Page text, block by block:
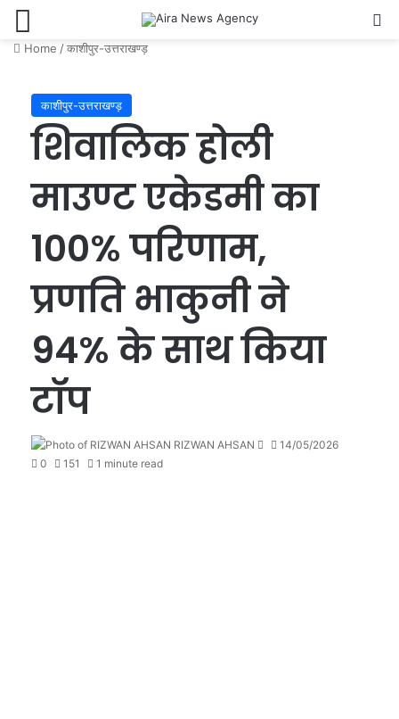
Home /काशीपुर-उत्तराखण्ड़
काशीपुर-उत्तराखण्ड़
शिवालिक होली
माउण्ट एकेडमी का
100% परिणाम,
प्रणति भाकुनी ने
94% के साथ किया
टॉप
RIZWAN AHSAN
Send14/05/2026
0
151 1 minute read